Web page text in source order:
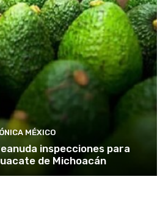
MÉXICO
inspecciones para
de Michoacán